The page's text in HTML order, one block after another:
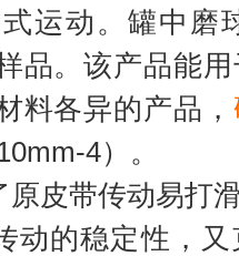
运动。罐中磨
品。该产品能
料各异的产品，
4）。
原皮带传动易打
动的稳定性，